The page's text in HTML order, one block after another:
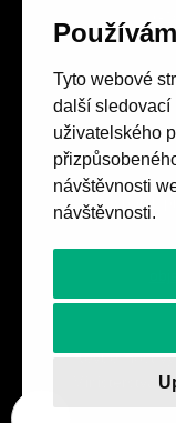
Tyto webové
další sledovací
uživatelského
návštěvnosti
návštěvnosti.
Spolek
Revue Host
Ministerstva